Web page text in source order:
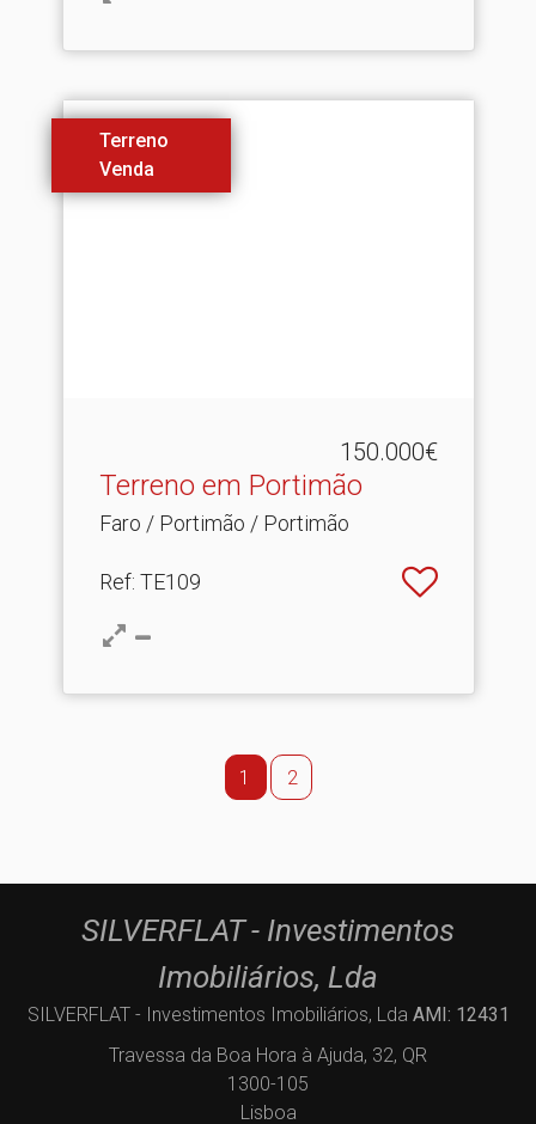
Terreno
Venda
150.000€
Terreno em Portimão
Faro / Portimão / Portimão
Ref: TE109
1 2
SILVERFLAT - Investimentos
Imobiliários, Lda
SILVERFLAT - Investimentos Imobiliários, Lda AMI: 12431
Travessa da Boa Hora à Ajuda, 32, QR
1300-105
Lisboa